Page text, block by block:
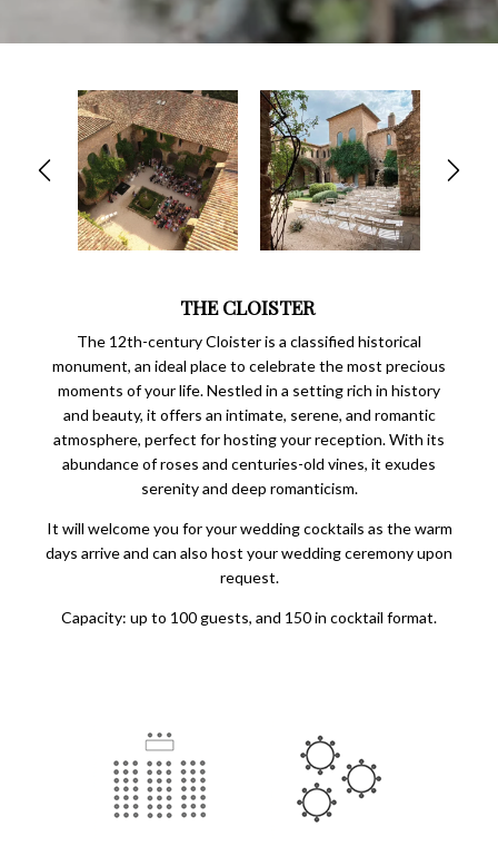
THE CLOISTER
The 12th-century Cloister is a classified historical
monument, an ideal place to celebrate the most precious
moments of your life. Nestled in a setting rich in history
and beauty, it offers an intimate, serene, and romantic
atmosphere, perfect for hosting your reception. With its
abundance of roses and centuries-old vines, it exudes
serenity and deep romanticism.
It will welcome you for your wedding cocktails as the warm
days arrive and can also host your wedding ceremony upon
request.
Capacity: up to 100 guests, and 150 in cocktail format.